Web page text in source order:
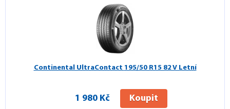
Continental UltraContact 195/50 R15 82 V Letní
1 980 Kč Koupit